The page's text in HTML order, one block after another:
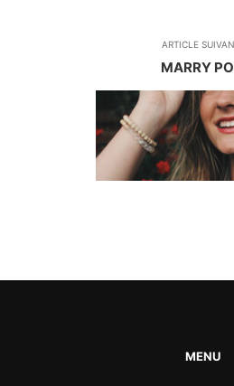
ARTICLE
MARRY
MENU